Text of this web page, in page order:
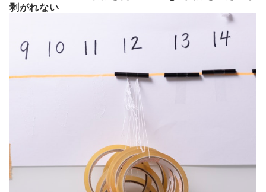
剥がれない